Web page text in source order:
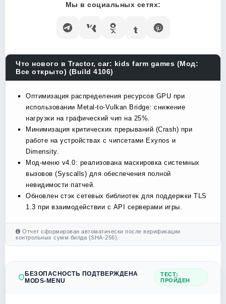
Мы в социальных сетях:
Что нового в Tractor, car: kids farm games (Мод:
Все открыто) (Build 4106)
Оптимизация распределения ресурсов GPU при
использовании Metal-to-Vulkan Bridge: снижение
нагрузки на графический чип на 25%.
Минимизация критических прерываний (Crash) при
работе на устройствах с чипсетами Exynos и
Dimensity.
Мод-меню v4.0: реализована маскировка системных
вызовов (Syscalls) для обеспечения полной
невидимости патчей.
Обновлен стэк сетевых библиотек для поддержки TLS
1.3 при взаимодействии с API серверами игры.
Отчет сформирован автоматически после верификации
контрольных сумм билда (SHA-256).
БЕЗОПАСНОСТЬ ПОДТВЕРЖДЕНА
MODS-MENU
ТЕСТ:
ПРОЙДЕН